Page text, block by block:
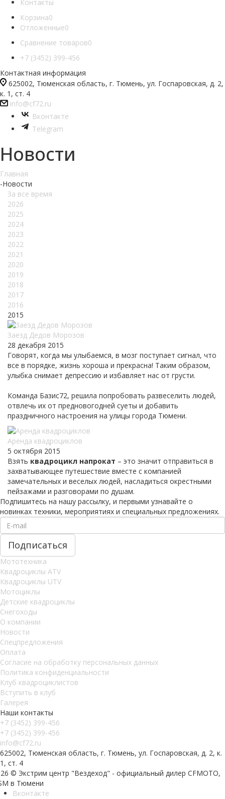
Контакты
Корзина0
Отложенные0
Сравнение товаров0
+7 (3452) 399-456
Контактная информация
625002, Тюменская область, г. Тюмень, ул. Госпаровская, д. 2,
к. 1, ст. 4
info@cf72.ru
Вконтакте
Telegram
Новости
Главная
-Новости
За все время
2026
2025
2024
2023
2022
2021
2020
2019
2018
2017
2016
2015
Заезд Дедов Морозов
28 декабря 2015
Говорят, когда мы улыбаемся, в мозг поступает сигнал, что
все в порядке, жизнь хороша и прекрасна! Таким образом,
улыбка снимает депрессию и избавляет нас от грусти.
Команда Базис72, решила попробовать развеселить людей,
отвлечь их от предновогодней суеты и добавить
праздничного настроения на улицы города Тюмени.
Аренда квадроциклов
5 октября 2015
Взять квадроцикл напрокат – это значит отправиться в
захватывающее путешествие вместе с компанией
замечательных и веселых людей, насладиться окрестными
пейзажами и разговорами по душам.
Подпишитесь на нашу рассылку, и первыми узнавайте о
новинках техники, мероприятиях и специальных предложениях.
Мототехника
Квадроциклы ATV
Квадроциклы UTV
Мотоциклы
Детские квадроциклы
Снегоходы
О компании
Новости
Спецпредложения
Оплата
Согласие на обработку персональных данных
Политика конфиденциальности
Клуб квадроциклистов
Вступить в клуб
Галерея
Наши контакты
+7 (3452) 399-456
+7 (3452) 399-456
info@cf72.ru
625002, Тюменская область, г. Тюмень, ул. Госпаровская, д. 2, к.
1, ст. 4
© Экстрим центр "Вездеход" - официальный дилер CFMOTO,
в Тюмени
Вконтакте